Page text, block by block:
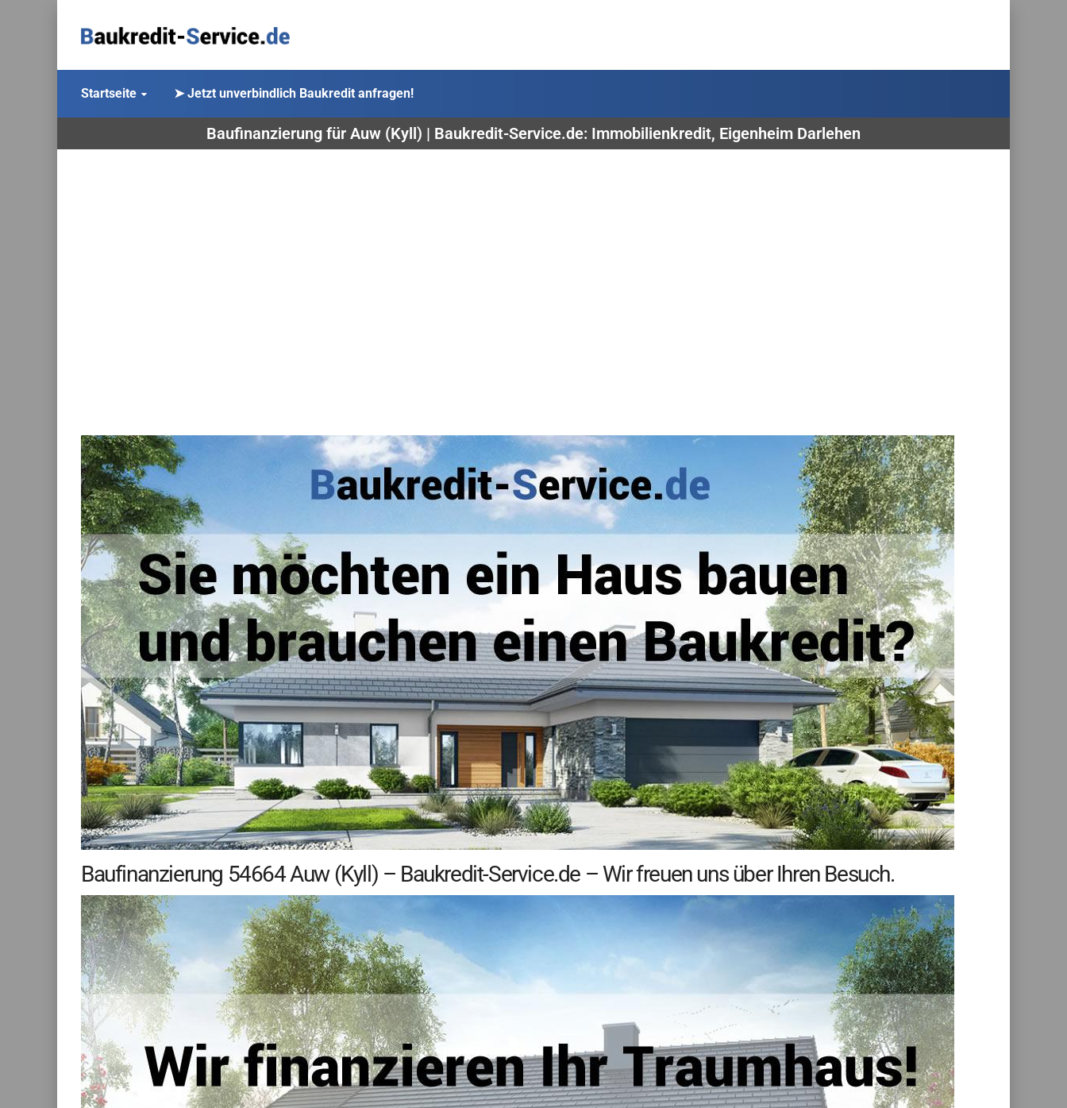
Startseite ➤ Jetzt unverbindlich Baukredit anfragen!
Baufinanzierung für Auw (Kyll) | Baukredit-Service.de: Immobilienkredit, Eigenheim Darlehen
Baufinanzierung 54664 Auw (Kyll) – Baukredit-Service.de – Wir freuen uns über Ihren Besuch.